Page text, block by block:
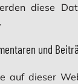
diese
und
auf dieser